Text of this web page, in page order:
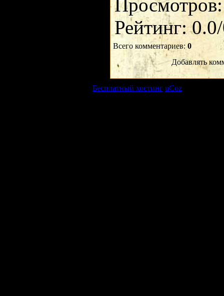
Просмотров
Рейтинг:0.0/
Всего комментариев:0
Добавлять
Бесплатный хостинг uCoz